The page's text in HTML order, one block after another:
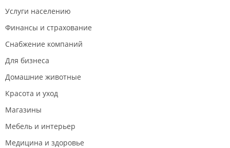
Услуги населению
Финансы и страхование
Снабжение компаний
Для бизнеса
Домашние животные
Красота и уход
Магазины
Мебель и интерьер
Медицина и здоровье